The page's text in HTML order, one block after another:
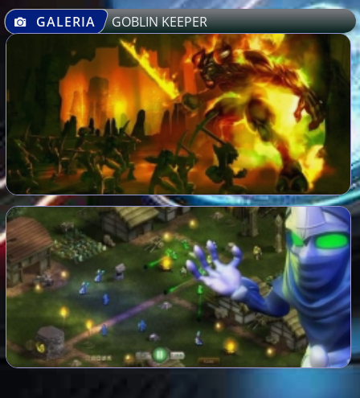
GALERIA GOBLIN KEEPER